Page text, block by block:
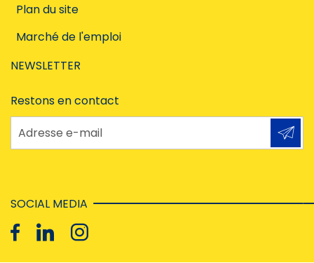
Plan du site
Marché de l'emploi
NEWSLETTER
Restons en contact
Adresse e-mail
SOCIAL MEDIA